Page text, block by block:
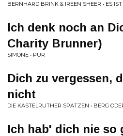
BERNHARD BRINK & IREEN SHEER • ES
Ich denk noch an
Charity Brunner)
SIMONE • PUR
Dich zu vergessen,
nicht
DIE KASTELRUTHER SPATZEN • BERG
Ich hab' dich nie so